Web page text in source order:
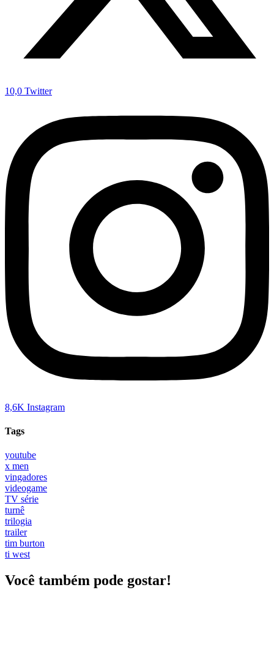
10,0 Twitter
8,6K Instagram
Tags
youtube
x men
vingadores
videogame
TV série
turnê
trilogia
trailer
tim burton
ti west
Você também pode gostar!